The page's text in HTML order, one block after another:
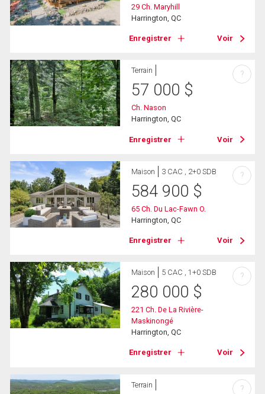
29 Ch. Maryhill
Harrington, QC
Enregistrer Voir
Terrain
57 000 $
Ch. Nason
Harrington, QC
Enregistrer Voir
?
Maison 3 CAC , 2+0 SDB
584 900 $
65 Ch. Du Lac-Fawn O.
Harrington, QC
Enregistrer Voir
?
Maison 5 CAC , 1+0 SDB
280 000 $
221 Ch. De La Rivière-
Maskinongé
Harrington, QC
Enregistrer Voir
?
Terrain ?